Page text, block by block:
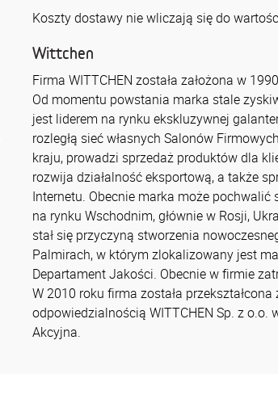
Koszty dostawy nie wliczają się do
Wittchen
Firma WITTCHEN została założona w
Od momentu powstania marka stale
jest liderem na rynku ekskluzywnej
rozległą sieć własnych Salonów
kraju, prowadzi sprzedaż produktów dla
rozwija działalność eksportową, a także
Internetu. Obecnie marka może
na rynku Wschodnim, głównie w Rosji,
stał się przyczyną stworzenia
Palmirach, w którym zlokalizowany jest
Departament Jakości. Obecnie w firmie
W 2010 roku firma została
odpowiedzialnością WITTCHEN Sp. z o.o.
Akcyjna.